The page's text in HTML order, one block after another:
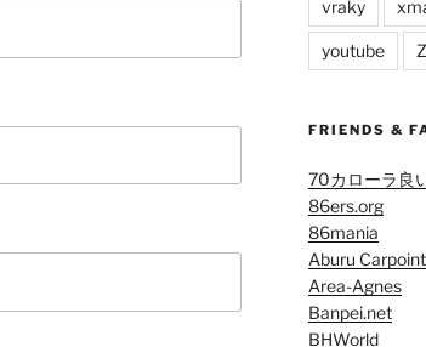
vraky
youtube Z
FRIENDS &
70カローラ良
86ers.org
86mania
Aburu Carpoint
Area-Agnes
Banpei.net
BHWorld